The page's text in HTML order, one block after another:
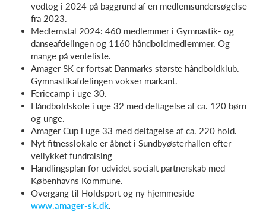
vedtog i 2024 på baggrund af en medlemsundersøgelse
fra 2023.
Medlemstal 2024: 460 medlemmer i Gymnastik- og
danseafdelingen og 1160 håndboldmedlemmer. Og
mange på venteliste.
Amager SK er fortsat Danmarks største håndboldklub.
Gymnastikafdelingen vokser markant.
Feriecamp i uge 30.
Håndboldskole i uge 32 med deltagelse af ca. 120 børn
og unge.
Amager Cup i uge 33 med deltagelse af ca. 220 hold.
Nyt fitnesslokale er åbnet i Sundbyøsterhallen efter
vellykket fundraising
Handlingsplan for udvidet socialt partnerskab med
Københavns Kommune.
Overgang til Holdsport og ny hjemmeside
www.amager-sk.dk.